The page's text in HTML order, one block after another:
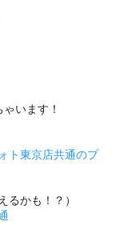
います！
ト東京店共通のプ
るかも！？）